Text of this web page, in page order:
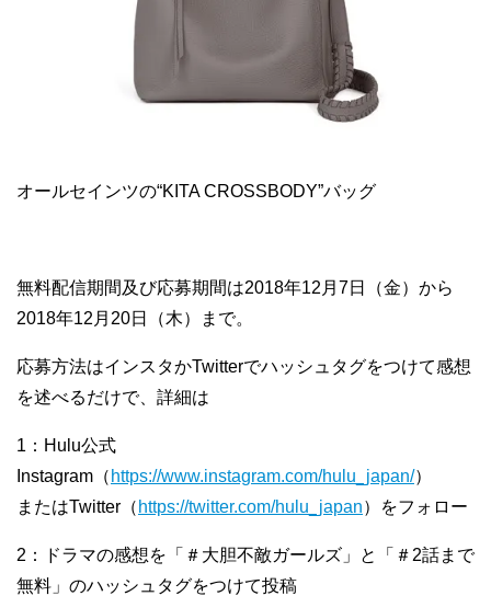
オールセインツの“KITA CROSSBODY”バッグ
無料配信期間及び応募期間は2018年12月7日（金）から
2018年12月20日（木）まで。
応募方法はインスタかTwitterでハッシュタグをつけて感想
を述べるだけで、詳細は
1：Hulu公式
Instagram（ https://www.instagram.com/hulu_japan/）
またはTwitter（ https://twitter.com/hulu_japan）をフォロー
2：ドラマの感想を「＃大胆不敵ガールズ」と「＃2話まで
無料」のハッシュタグをつけて投稿